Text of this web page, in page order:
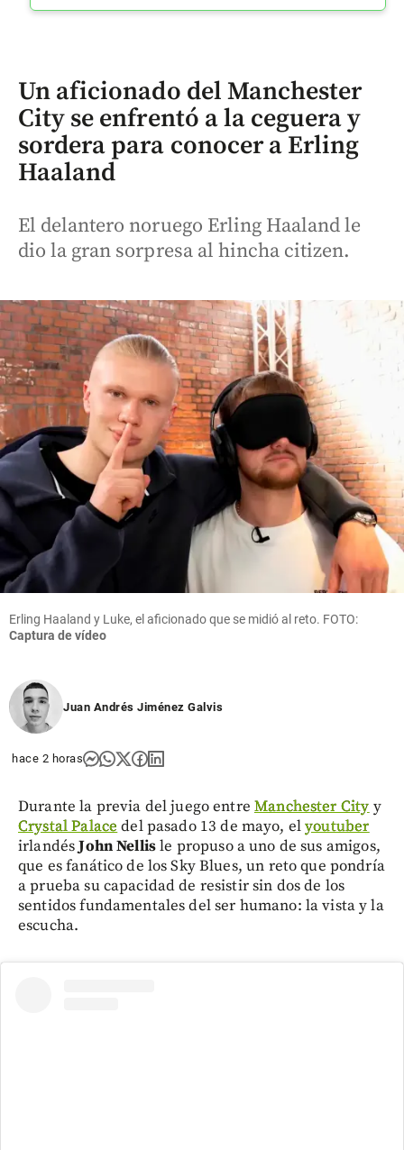
Un aficionado del Manchester
City se enfrentó a la ceguera y
sordera para conocer a Erling
Haaland
El delantero noruego Erling Haaland le
dio la gran sorpresa al hincha citizen.
Erling Haaland y Luke, el aficionado que se midió al reto. FOTO:
Captura de vídeo
Juan Andrés Jiménez Galvis
hace 2 horas
Durante la previa del juego entreManchester City y
Crystal Palace del pasado 13 de mayo, elyoutuber
irlandésJohn Nellisle propuso a uno de sus amigos,
que es fanático de los Sky Blues, un reto que pondría
a prueba su capacidad de resistir sin dos de los
sentidos fundamentales del ser humano: la vista y la
escucha.